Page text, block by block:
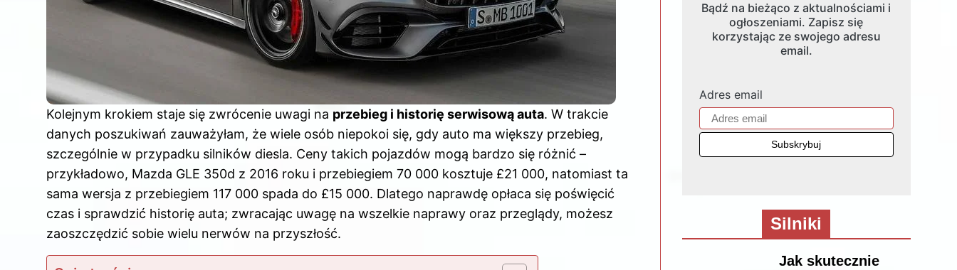
Kolejnym krokiem staje się zwrócenie uwagi na przebieg i historię serwisową auta. W trakcie
danych poszukiwań zauważyłam, że wiele osób niepokoi się, gdy auto ma większy przebieg,
szczególnie w przypadku silników diesla. Ceny takich pojazdów mogą bardzo się różnić –
przykładowo, Mazda GLE 350d z 2016 roku i przebiegiem 70 000 kosztuje £21 000, natomiast ta
sama wersja z przebiegiem 117 000 spada do £15 000. Dlatego naprawdę opłaca się poświęcić
czas i sprawdzić historię auta; zwracając uwagę na wszelkie naprawy oraz przeglądy, możesz
zaoszczędzić sobie wielu nerwów na przyszłość.
Bądź na bieżąco z aktualnościami i
ogłoszeniami. Zapisz się
korzystając ze swojego adresu
email.
Adres email
Silniki
Jak skutecznie